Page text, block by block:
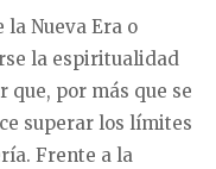
Nueva Era o
la espiritualidad
que, por más que se
superar los límites
Frente a la